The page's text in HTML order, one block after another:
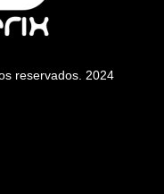
reservados. 2024